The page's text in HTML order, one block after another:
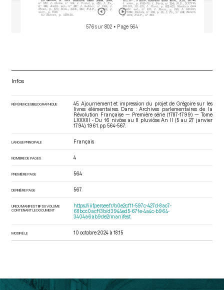
576 sur 802 • Page 564
Infos
RÉFÉRENCE BIBLIOGRAPHIQUE
45. Ajournement et impression du projet de Grégoire sur les
livres élémentaires. Dans : Archives parlementaires de la
Révolution Française — Première série (1787-1799) — Tome
LXXXIII - Du 16 nivôse au 8 pluviôse An II (5 au 27 janvier
1794) . 1961. pp. 564-567.
LANGUE PRINCIPALE Français
NOMBRE DE PAGES 4
PREMIÈRE PAGE 564
DERNIÈRE PAGE 567
URI DU MANIFEST IIIF DU VOLUME
CONTENANT LE DOCUMENT
https://iiif.persee.fr/b0e2cf11-597c-427d-8ac7-
68bcc0acf13b/d3944ed5-671e-4a4c-b964-
3404a6ab9de2/manifest
MODIFIÉ LE 10 octobre 2024 à 18:15